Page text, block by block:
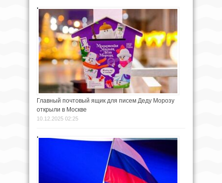
Главный почтовый ящик для писем Деду Морозу
открыли в Москве
10.12.2025 02:25